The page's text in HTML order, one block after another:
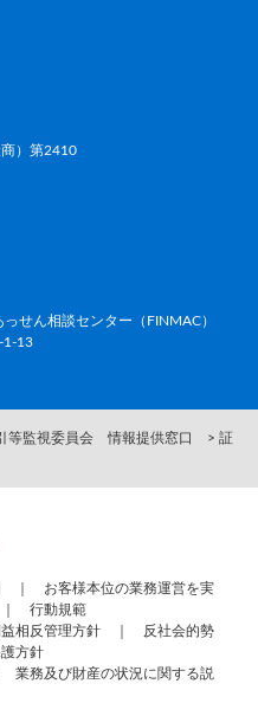
）第2410
せん相談センター（FINMAC）
1-13
等監視委員会 情報提供窓口
> 証
お客様本位の業務運営を実
行動規範
相反管理方針
反社会的勢
方針
業務及び財産の状況に関する説